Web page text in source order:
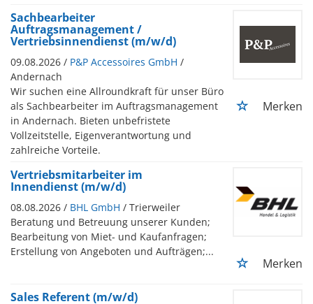
Sachbearbeiter
Auftragsmanagement /
Vertriebsinnendienst (m/w/d)
09.08.2026 / P&P Accessoires GmbH /
Andernach
Wir suchen eine Allroundkraft für unser Büro
als Sachbearbeiter im Auftragsmanagement
in Andernach. Bieten unbefristete
Vollzeitstelle, Eigenverantwortung und
zahlreiche Vorteile.
Merken
Vertriebsmitarbeiter im
Innendienst (m/w/d)
08.08.2026 / BHL GmbH / Trierweiler
Beratung und Betreuung unserer Kunden;
Bearbeitung von Miet- und Kaufanfragen;
Erstellung von Angeboten und Aufträgen;...
Merken
Sales Referent (m/w/d)